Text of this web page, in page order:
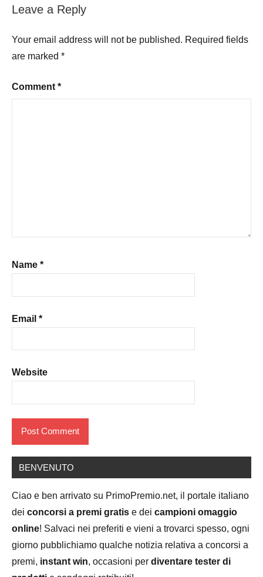
Leave a Reply
Your email address will not be published. Required fields
are marked *
Comment *
Name *
Email *
Website
BENVENUTO
Ciao e ben arrivato su PrimoPremio.net, il portale italiano
dei concorsi a premi gratis e dei campioni omaggio
online! Salvaci nei preferiti e vieni a trovarci spesso, ogni
giorno pubblichiamo qualche notizia relativa a concorsi a
premi, instant win, occasioni per diventare tester di